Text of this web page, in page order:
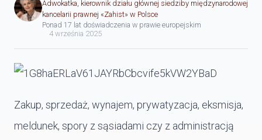
Adwokatka, kierownik działu głównej siedziby międzynarodowej
kancelarii prawnej «Zahist» w Polsce
Ponad 17 lat doświadczenia w prawie europejskim
4 września 2025
Zakup, sprzedaż, wynajem, prywatyzacja, eksmisja,
meldunek, spory z sąsiadami czy z administracją